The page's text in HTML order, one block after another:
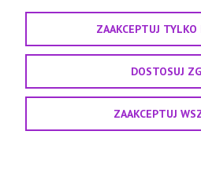
ZAAKCEPTUJ TYLKO
DOSTOSUJ
ZAAKCEPTUJ